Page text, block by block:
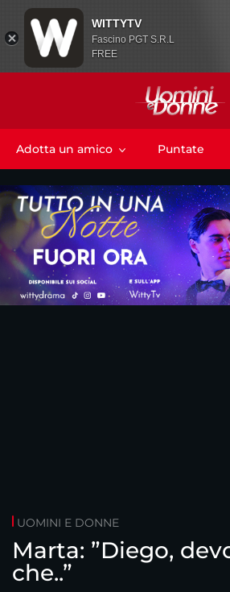
Adotta un amico Puntate
UOMINI E DONNE
Marta: ”Diego,
che..”
WITTYTV
Fascino PGT S.R.L
FREE